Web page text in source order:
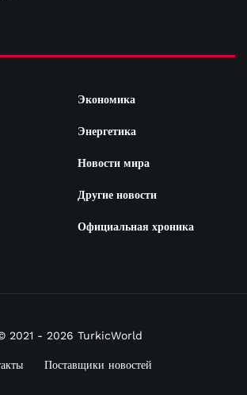
Экономика
Энергетика
Новости мира
Другие новости
Официальная хроника
2021 - 2026 TurkicWorld
Поставщики новостей